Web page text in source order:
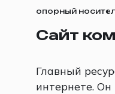
опорный
Сайт
Главный
интернете.